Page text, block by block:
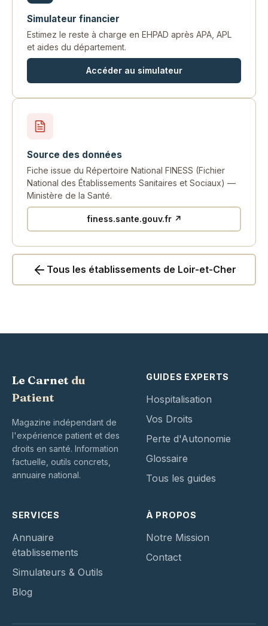
Simulateur financier
Estimez le reste à charge en EHPAD après APA, APL
et aides du département.
Accéder au simulateur
Source des données
Fiche issue du Répertoire National FINESS (Fichier
National des Établissements Sanitaires et Sociaux) —
Ministère de la Santé.
finess.sante.gouv.fr ↗
Tous les établissements de Loir-et-Cher
Le Carnet du
Patient
Magazine indépendant de
l'expérience patient et des
droits en santé. Information
factuelle, outils concrets,
annuaire national.
GUIDES EXPERTS
Hospitalisation
Vos Droits
Perte d'Autonomie
Glossaire
Tous les guides
SERVICES
Annuaire
établissements
Simulateurs & Outils
Blog
À PROPOS
Notre Mission
Contact